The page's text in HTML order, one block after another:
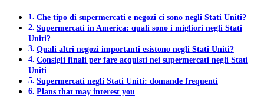
Che tipo di supermercati e negozi ci sono negli Stati Uniti?
Supermercati in America: quali sono i migliori negli Stati
Uniti?
Quali altri negozi importanti esistono negli Stati Uniti?
Consigli finali per fare acquisti nei supermercati negli Stati
Uniti
Supermercati negli Stati Uniti: domande frequenti
Plans that may interest you